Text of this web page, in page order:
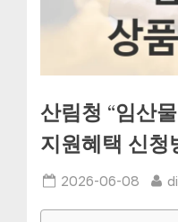
산림청 “임산
지원혜택 신청
Posted
2026-06-08